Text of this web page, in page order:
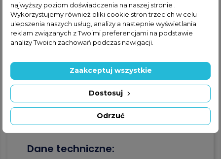
szerokości (600 mm).
Model AC6N, AC6RN przeznaczone są do drzwi
podwójnych oraz otworów drzwiowych o
nietypowej szerokości (900 mm).
Sterowanie przyciskami umieszczonymi na
Wersje RN wyposażone w pilota zdalnego
sterowania pozwalającego włączać i wyłączać
urządzenie (maks. zasięg działania 8 m).
Obudowa ze stali malowanej proszkowo z
nakładkami z żaroodpornego tworzywa ABS.
Dane techniczne:
najwyższy poziom doświadczenia na naszej stronie .
Wykorzystujemy również pliki cookie stron trzecich w celu
ulepszenia naszych usług, analizy a nastepnie wyświetlania
reklam związanych z Twoimi preferencjami na podstawie
analizy Twoich zachowań podczas nawigacji.
Odrzuć
Dostosuj
Zaakceptuj wszystkie